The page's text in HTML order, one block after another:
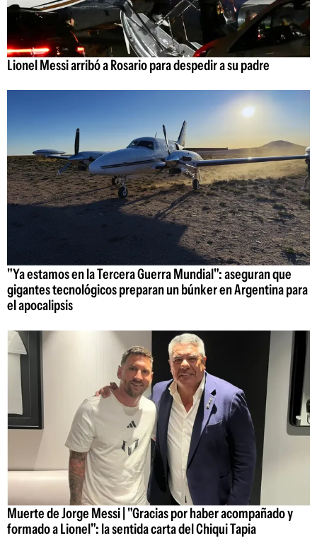
Lionel Messi arribó a Rosario para despedir a su padre
"Ya estamos en la Tercera Guerra Mundial": aseguran que
gigantes tecnológicos preparan un búnker en Argentina para
el apocalipsis
Muerte de Jorge Messi | "Gracias por haber acompañado y
formado a Lionel": la sentida carta del Chiqui Tapia